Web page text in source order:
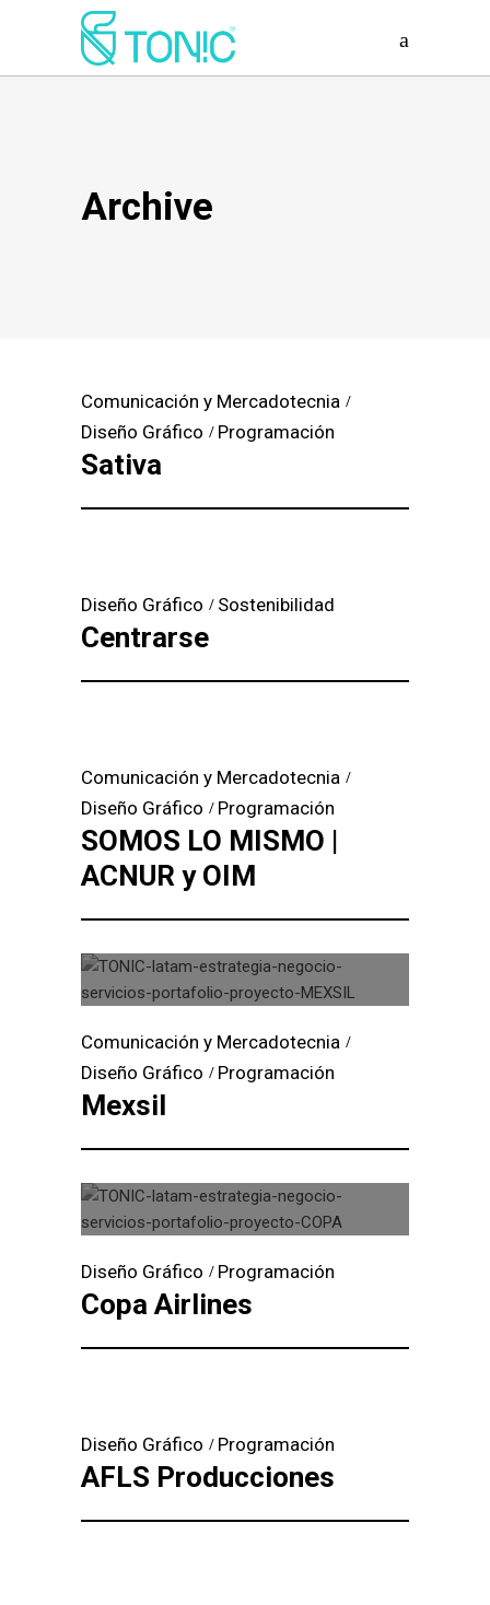
Archive
Comunicación y Mercadotecnia
Diseño Gráfico
Programación
Sativa
Diseño Gráfico Sostenibilidad
Centrarse
Comunicación y Mercadotecnia
Diseño Gráfico
Programación
SOMOS LO MISMO |
ACNUR y OIM
Comunicación y Mercadotecnia
Diseño Gráfico
Programación
Mexsil
Diseño Gráfico Programación
Copa Airlines
Diseño Gráfico Programación
AFLS Producciones